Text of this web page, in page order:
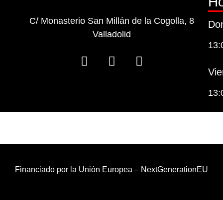
C/ Monasterio San Millán de la Cogolla, 8
Valladolid
Financiado por la Unión Europea – NextGenerationEU